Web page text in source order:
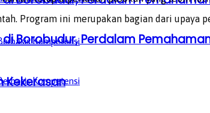
Kekerasan
Borobudur, Perdalam
Program ini merupakan bagian dari upaya